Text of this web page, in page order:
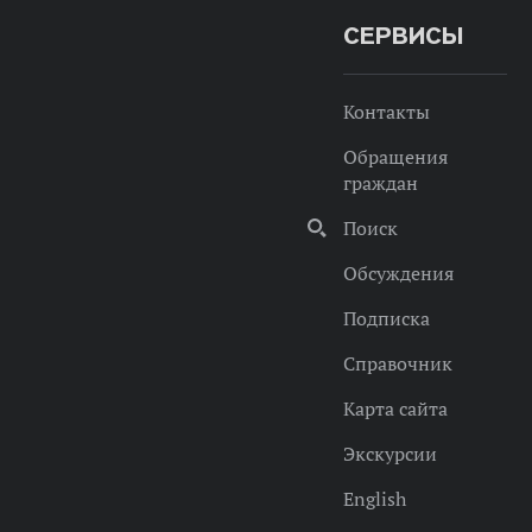
СЕРВИСЫ
Контакты
Обращения
граждан
Поиск
Обсуждения
Подписка
Справочник
Карта сайта
Экскурсии
English